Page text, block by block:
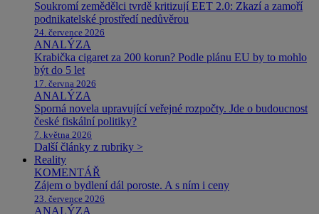
Soukromí zemědělci tvrdě kritizují EET 2.0: Zkazí a zamoří
podnikatelské prostředí nedůvěrou
24. července 2026
ANALÝZA
Krabička cigaret za 200 korun? Podle plánu EU by to mohlo
být do 5 let
17. června 2026
ANALÝZA
Sporná novela upravující veřejné rozpočty. Jde o budoucnost
české fiskální politiky?
7. května 2026
Další články z rubriky >
Reality
KOMENTÁŘ
Zájem o bydlení dál poroste. A s ním i ceny
23. července 2026
ANALÝZA